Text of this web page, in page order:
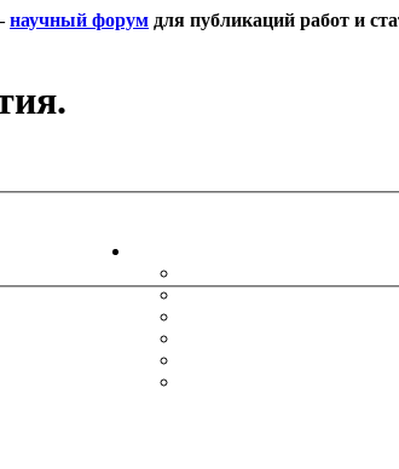
научный форум для публикаций работ и
ПОЖЕЛАНИЯ